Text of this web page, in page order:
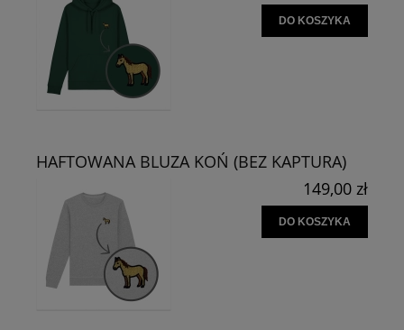
DO KOSZYKA
HAFTOWANA BLUZA KOŃ (BEZ KAPTURA)
149,00 zł
DO KOSZYKA